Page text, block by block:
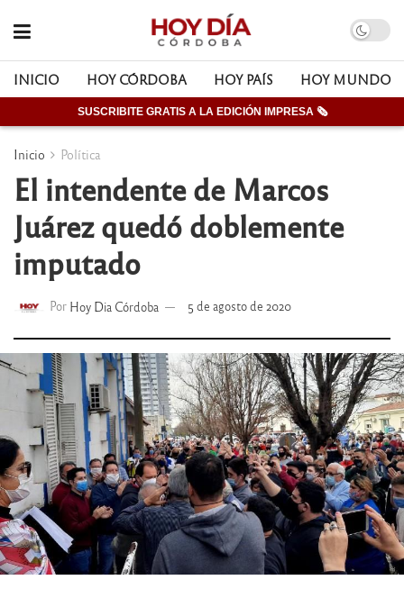
INICIO HOY CÓRDOBA HOY PAÍS HOY MUNDO
SUSCRIBITE GRATIS A LA EDICIÓN IMPRESA 🗞
Inicio Política
El intendente de Marcos
Juárez quedó doblemente
imputado
Por Hoy Dia Córdoba 5 de agosto de 2020